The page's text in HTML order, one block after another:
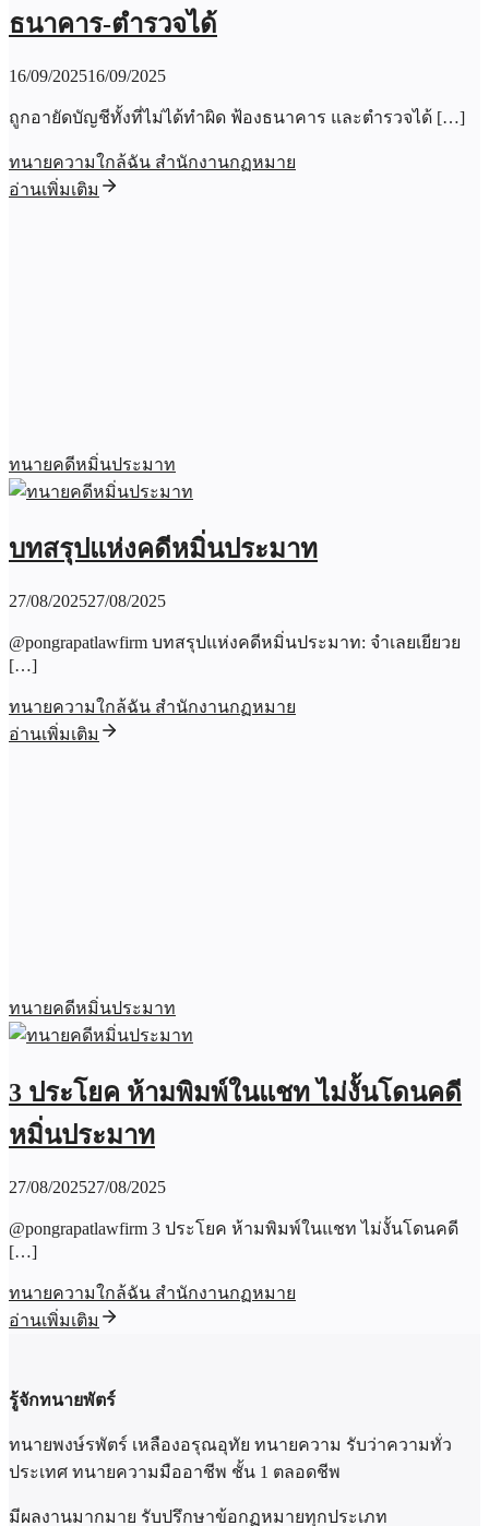
ธนาคาร-ตำรวจได้
16/09/202516/09/2025
ถูกอายัดบัญชีทั้งที่ไม่ได้ทำผิด ฟ้องธนาคาร และตำรวจได้ […]
ทนายความใกล้ฉัน สำนักงานกฏหมาย
อ่านเพิ่มเติม
ทนายคดีหมิ่นประมาท
บทสรุปแห่งคดีหมิ่นประมาท
27/08/202527/08/2025
@pongrapatlawfirm บทสรุปแห่งคดีหมิ่นประมาท: จำเลยเยียวย
[…]
ทนายความใกล้ฉัน สำนักงานกฏหมาย
อ่านเพิ่มเติม
ทนายคดีหมิ่นประมาท
3 ประโยค ห้ามพิมพ์ในแชท ไม่งั้นโดนคดี
หมิ่นประมาท
27/08/202527/08/2025
@pongrapatlawfirm 3 ประโยค ห้ามพิมพ์ในแชท ไม่งั้นโดนคดี
[…]
ทนายความใกล้ฉัน สำนักงานกฏหมาย
อ่านเพิ่มเติม
รู้จักทนายพัตร์
ทนายพงษ์รพัตร์ เหลืองอรุณอุทัย ทนายความ รับว่าความทั่ว
ประเทศ ทนายความมืออาชีพ ชั้น 1 ตลอดชีพ
มีผลงานมากมาย รับปรึกษาข้อกฏหมายทุกประเภท